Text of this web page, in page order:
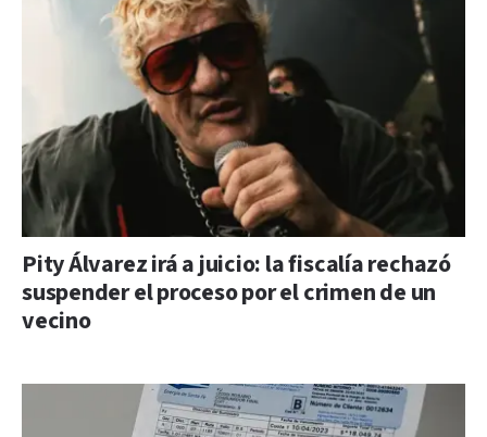
Pity Álvarez irá a juicio: la fiscalía rechazó
suspender el proceso por el crimen de un
vecino